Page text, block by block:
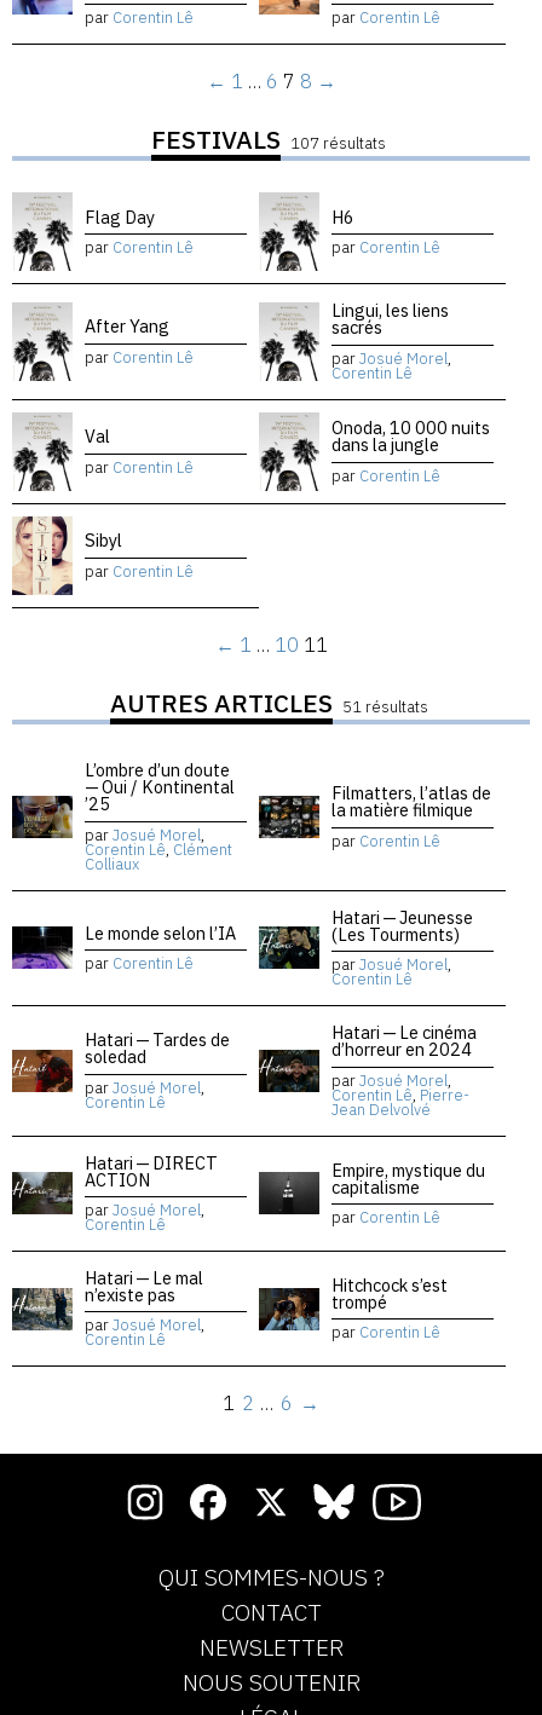
par Corentin Lê par Corentin Lê
← 1 … 6 7 8 →
FESTIVALS 107 résultats
Flag Day
par Corentin Lê
H6
par Corentin Lê
After Yang
par Corentin Lê
Lingui, les liens
sacrés
parJosué Morel,
Corentin Lê
Val
par Corentin Lê
Onoda, 10 000 nuits
dans la jungle
par Corentin Lê
Sibyl
par Corentin Lê
← 1 … 10 11
AUTRES ARTICLES 51 résultats
L’ombre d’un doute
— Oui / Kontinental
’25
parJosué Morel,
Corentin Lê, Clément
Colliaux
Filmatters, l’atlas de
la matière filmique
par Corentin Lê
Le monde selon l’IA
par Corentin Lê
Hatari — Jeunesse
(Les Tourments)
parJosué Morel,
Corentin Lê
Hatari — Tardes de
soledad
parJosué Morel,
Corentin Lê
Hatari — Le cinéma
d’horreur en 2024
parJosué Morel,
Corentin Lê, Pierre-
Jean Delvolvé
Hatari — DIRECT
ACTION
parJosué Morel,
Corentin Lê
Empire, mystique du
capitalisme
par Corentin Lê
Hatari — Le mal
n’existe pas
parJosué Morel,
Corentin Lê
Hitchcock s’est
trompé
par Corentin Lê
1 2 … 6 →
QUI SOMMES-NOUS ?
CONTACT
NEWSLETTER
NOUS SOUTENIR